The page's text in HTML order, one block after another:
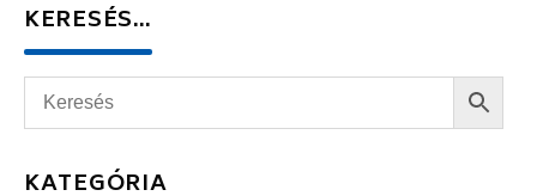
KERESÉS…
KATEGÓRIA